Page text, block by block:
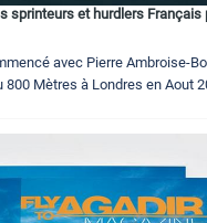
sprinteurs et hurdlers Français
avec Pierre Ambroise-
800 Mètres à Londres en Aout